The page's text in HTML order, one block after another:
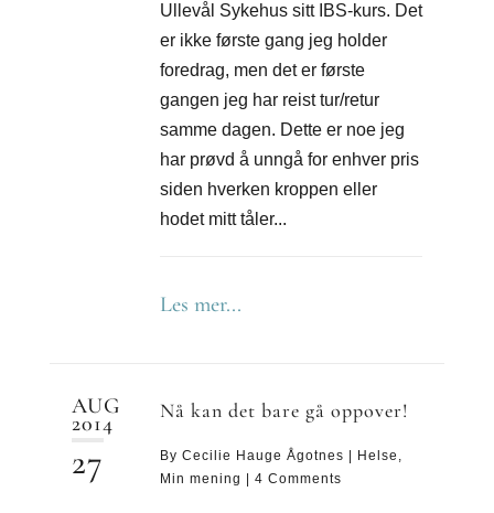
Ullevål Sykehus sitt IBS-kurs. Det
er ikke første gang jeg holder
foredrag, men det er første
gangen jeg har reist tur/retur
samme dagen. Dette er noe jeg
har prøvd å unngå for enhver pris
siden hverken kroppen eller
hodet mitt tåler...
Les mer...
AUG
2014
27
Nå kan det bare gå oppover!
By Cecilie Hauge Ågotnes Helse ,
Min mening
4 Comments